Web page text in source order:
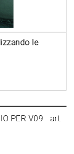
le
PER V09 art.